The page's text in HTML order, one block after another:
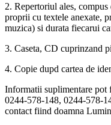
2. Repertoriul ales,
proprii cu textele anexate,
muzica) si durata fiecarui
3. Caseta, CD cuprinzand
4. Copie dupd cartea de
Informatii suplimentare pot
0244-578-148, 0244-578-
contact fiind doamna